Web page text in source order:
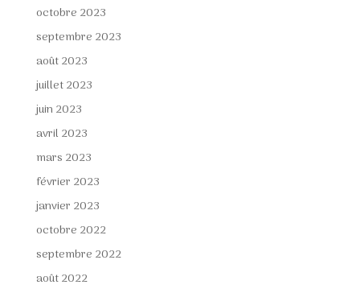
octobre 2023
septembre 2023
août 2023
juillet 2023
juin 2023
avril 2023
mars 2023
février 2023
janvier 2023
octobre 2022
septembre 2022
août 2022